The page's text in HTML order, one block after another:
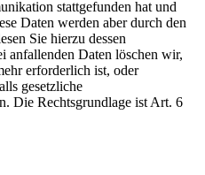
stattgefunden hat und
Daten werden aber durch den
Sie hierzu dessen
anfallenden Daten löschen wir,
erforderlich ist, oder
gesetzliche
Die Rechtsgrundlage ist Art. 6